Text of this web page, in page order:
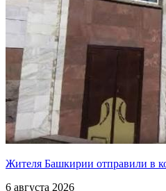
Жителя Башкирии отправили в
6 августа 2026